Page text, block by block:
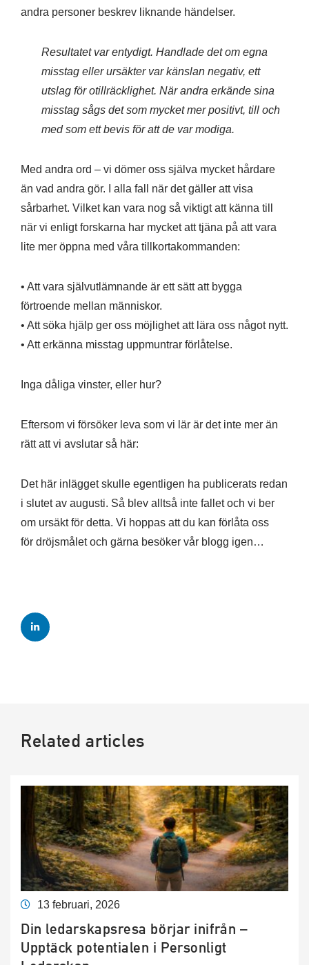
andra personer beskrev liknande händelser.
Resultatet var entydigt. Handlade det om egna
misstag eller ursäkter var känslan negativ, ett
utslag för otillräcklighet. När andra erkände sina
misstag sågs det som mycket mer positivt, till och
med som ett bevis för att de var modiga.
Med andra ord – vi dömer oss själva mycket hårdare
än vad andra gör. I alla fall när det gäller att visa
sårbarhet. Vilket kan vara nog så viktigt att känna till
när vi enligt forskarna har mycket att tjäna på att vara
lite mer öppna med våra tillkortakommanden:
• Att vara självutlämnande är ett sätt att bygga
förtroende mellan människor.
• Att söka hjälp ger oss möjlighet att lära oss något nytt.
• Att erkänna misstag uppmuntrar förlåtelse.
Inga dåliga vinster, eller hur?
Eftersom vi försöker leva som vi lär är det inte mer än
rätt att vi avslutar så här:
Det här inlägget skulle egentligen ha publicerats redan
i slutet av augusti. Så blev alltså inte fallet och vi ber
om ursäkt för detta. Vi hoppas att du kan förlåta oss
för dröjsmålet och gärna besöker vår blogg igen…
Related articles
13 februari, 2026
Din ledarskapsresa börjar inifrån –
Upptäck potentialen i Personligt